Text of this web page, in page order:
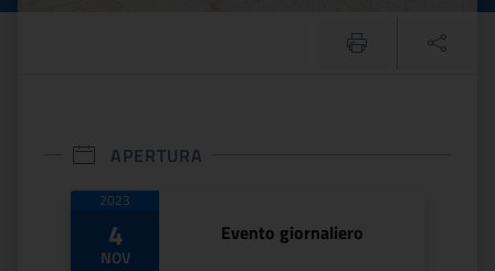
APERTURA
Date di apertura
2023
4
NOV
Evento giornaliero